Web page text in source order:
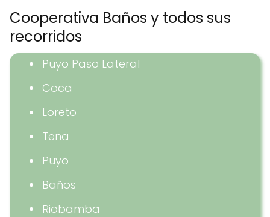
Cooperativa Baños y todos sus
recorridos
Puyo Paso Lateral
Coca
Loreto
Tena
Puyo
Baños
Riobamba